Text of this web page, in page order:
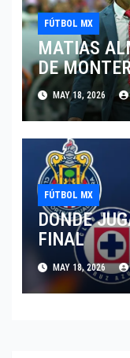
FÚTBOL MX
MATIAS
DE
MAY 18, 2026
FÚTBOL MX
DONDE
FINAL
MAY 18, 2026